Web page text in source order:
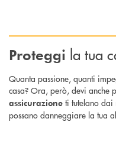
Proteggi la tua
Quanta passione, quanti
casa? Ora, però, devi anche
assicurazione ti tutelano dai
possano danneggiare la tua